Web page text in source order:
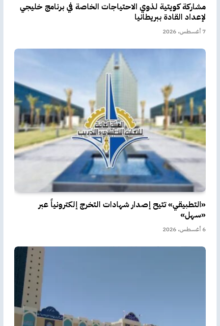
مشاركة كويتية لذوي الاحتياجات الخاصة في برنامج خليجي
لإعداد القادة ببريطانيا
7 أغسطس، 2026
«التطبيقي» تتيح إصدار شهادات التخرج إلكترونياً عبر
«سهل»
6 أغسطس، 2026